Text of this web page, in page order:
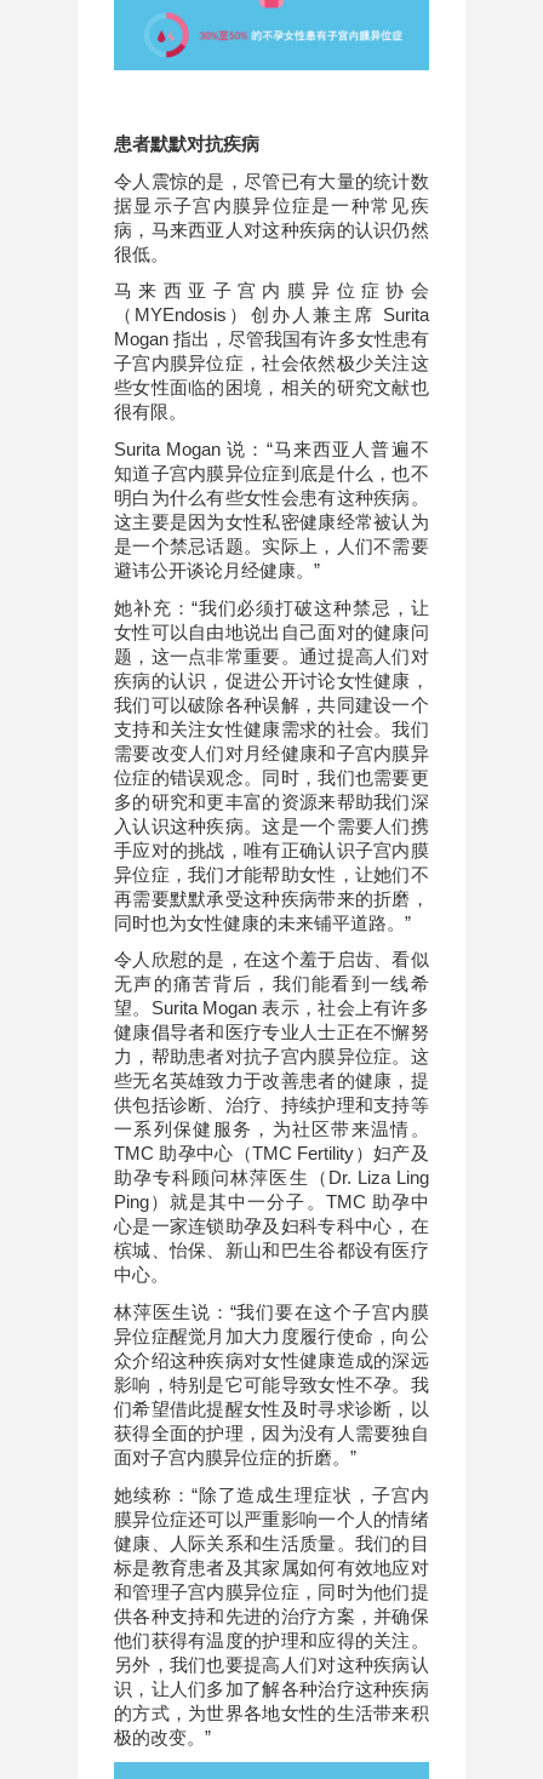
患者默默对抗疾病
令人震惊的是，尽管已有大量的统计数
据显示子宫内膜异位症是一种常见疾
病，马来西亚人对这种疾病的认识仍然
很低。
马来西亚子宫内膜异位症协会
（MYEndosis）创办人兼主席 Surita
Mogan 指出，尽管我国有许多女性患有
子宫内膜异位症，社会依然极少关注这
些女性面临的困境，相关的研究文献也
很有限。
Surita Mogan 说：“马来西亚人普遍不
知道子宫内膜异位症到底是什么，也不
明白为什么有些女性会患有这种疾病。
这主要是因为女性私密健康经常被认为
是一个禁忌话题。实际上，人们不需要
避讳公开谈论月经健康。”
她补充：“我们必须打破这种禁忌，让
女性可以自由地说出自己面对的健康问
题，这一点非常重要。通过提高人们对
疾病的认识，促进公开讨论女性健康，
我们可以破除各种误解，共同建设一个
支持和关注女性健康需求的社会。我们
需要改变人们对月经健康和子宫内膜异
位症的错误观念。同时，我们也需要更
多的研究和更丰富的资源来帮助我们深
入认识这种疾病。这是一个需要人们携
手应对的挑战，唯有正确认识子宫内膜
异位症，我们才能帮助女性，让她们不
再需要默默承受这种疾病带来的折磨，
同时也为女性健康的未来铺平道路。”
令人欣慰的是，在这个羞于启齿、看似
无声的痛苦背后，我们能看到一线希
望。Surita Mogan 表示，社会上有许多
健康倡导者和医疗专业人士正在不懈努
力，帮助患者对抗子宫内膜异位症。这
些无名英雄致力于改善患者的健康，提
供包括诊断、治疗、持续护理和支持等
一系列保健服务，为社区带来温情。
TMC 助孕中心（TMC Fertility）妇产及
助孕专科顾问林萍医生（Dr. Liza Ling
Ping）就是其中一分子。TMC 助孕中
心是一家连锁助孕及妇科专科中心，在
槟城、怡保、新山和巴生谷都设有医疗
中心。
林萍医生说：“我们要在这个子宫内膜
异位症醒觉月加大力度履行使命，向公
众介绍这种疾病对女性健康造成的深远
影响，特别是它可能导致女性不孕。我
们希望借此提醒女性及时寻求诊断，以
获得全面的护理，因为没有人需要独自
面对子宫内膜异位症的折磨。”
她续称：“除了造成生理症状，子宫内
膜异位症还可以严重影响一个人的情绪
健康、人际关系和生活质量。我们的目
标是教育患者及其家属如何有效地应对
和管理子宫内膜异位症，同时为他们提
供各种支持和先进的治疗方案，并确保
他们获得有温度的护理和应得的关注。
另外，我们也要提高人们对这种疾病认
识，让人们多加了解各种治疗这种疾病
的方式，为世界各地女性的生活带来积
极的改变。”